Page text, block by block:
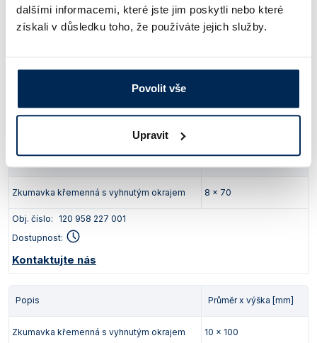
dalšími informacemi, které jste jim poskytli nebo které
získali v důsledku toho, že používáte jejich služby.
Povolit vše
Upravit
průměr: 8, 10, 12, 14, 16, 18, 20, 30 a 40 mm
Zkumavka křemenná s vyhnutým okrajem 8 x 70
Obj. číslo:
120 958 227 001
Dostupnost:
Kontaktujte nás
Popis Průměr x výška [mm]
Zkumavka křemenná s vyhnutým okrajem 10 x 100